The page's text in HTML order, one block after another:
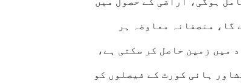
گا، منصفانہ معاوضہ ہر
میں زمین حاصل کر سکتی ہے،
ہائی کورٹ کے فیصلوں کو